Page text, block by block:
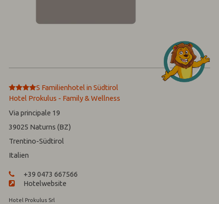
****
S Familienhotel in Südtirol
Hotel Prokulus - Family & Wellness
Via principale 19
39025 Naturns (BZ)
Trentino-Südtirol
Italien
+39 0473 667566
Hotelwebsite
Hotel Prokulus Srl